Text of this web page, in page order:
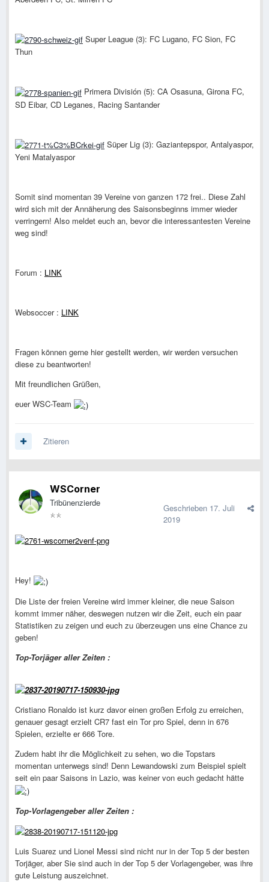
Super League (3): FC Lugano, FC Sion, FC
Thun
Primera División (5): CA Osasuna, Girona FC,
SD Eibar, CD Leganes, Racing Santander
Süper Lig (3): Gaziantepspor, Antalyaspor,
Yeni Matalyaspor
Somit sind momentan 39 Vereine von ganzen 172 frei.. Diese Zahl
wird sich mit der Annäherung des Saisonsbeginns immer wieder
verringern! Also meldet euch an, bevor die interessantesten Vereine
weg sind!
Forum : LINK
Websoccer : LINK
Fragen können gerne hier gestellt werden, wir werden versuchen
diese zu beantworten!
Mit freundlichen Grüßen,
euer WSC-Team
Zitieren
WSCorner
Tribünenzierde Geschrieben 17. Juli
2019
Hey!
Die Liste der freien Vereine wird immer kleiner, die neue Saison
kommt immer näher, deswegen nutzen wir die Zeit, euch ein paar
Statistiken zu zeigen und euch zu überzeugen uns eine Chance zu
geben!
Top-Torjäger aller Zeiten :
Cristiano Ronaldo ist kurz davor einen großen Erfolg zu erreichen,
genauer gesagt erzielt CR7 fast ein Tor pro Spiel, denn in 676
Spielen, erzielte er 666 Tore.
Zudem habt ihr die Möglichkeit zu sehen, wo die Topstars
momentan unterwegs sind! Denn Lewandowski zum Beispiel spielt
seit ein paar Saisons in Lazio, was keiner von euch gedacht hätte
Top-Vorlagengeber aller Zeiten :
Luis Suarez und Lionel Messi sind nicht nur in der Top 5 der besten
Torjäger, aber Sie sind auch in der Top 5 der Vorlagengeber, was ihre
gute Leistung auszeichnet.